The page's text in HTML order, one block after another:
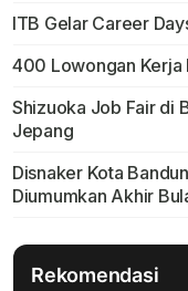
ITB Gelar Career
400 Lowongan Kerja
Shizuoka Job Fair di
Jepang
Disnaker Kota
Diumumkan Akhir
Rekomendasi